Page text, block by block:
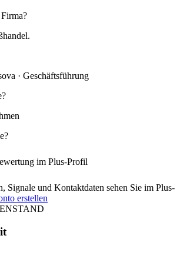
· Geschäftsführung
im Plus-Profil
Signale und Kontaktdaten sehen Sie im Plus-
erstellen